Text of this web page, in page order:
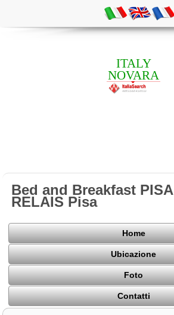
ITALY
NOVARA
Bed and Breakfast PISA
RELAIS Pisa
Home
Ubicazione
Foto
Contatti